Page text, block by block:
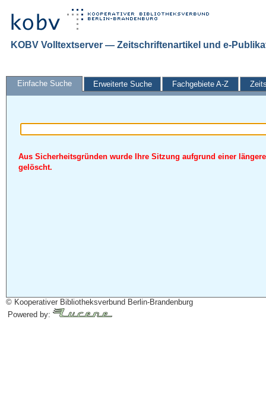
KOBV Volltextserver — Zeitschriftenartikel und e-
Einfache Suche Erweiterte Suche Fachgebiete A-Z
Aus Sicherheitsgründen wurde Ihre Sitzung aufgrund einer
gelöscht.
© Kooperativer Bibliotheksverbund Berlin-Brandenburg
Powered by: